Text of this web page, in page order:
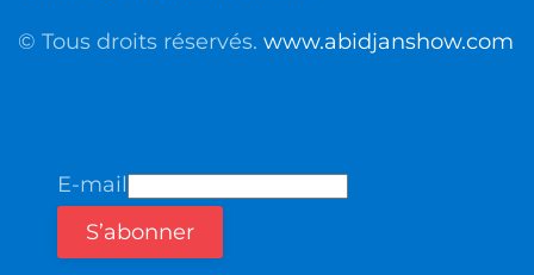
© Tous droits réservés. www.abidjanshow.com
E-mail
S’abonner